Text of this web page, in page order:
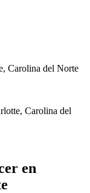
Carolina del
en